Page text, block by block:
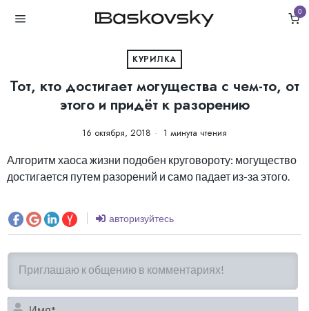
0
КУРИЛКА
Тот, кто достигает могущества с чем-то, от
этого и придёт к разорению
16 октября, 2018 1 минута чтения
Алгоритм хаоса жизни подобен круговороту: могущество
достигается путем разорений и само падает из-за этого.
авторизуйтесь